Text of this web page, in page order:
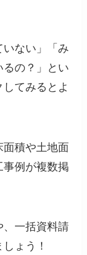
いない」「み
るの？」とい
てみるとよ
面積や土地面
例が複数掲
、一括資料請
ょう！